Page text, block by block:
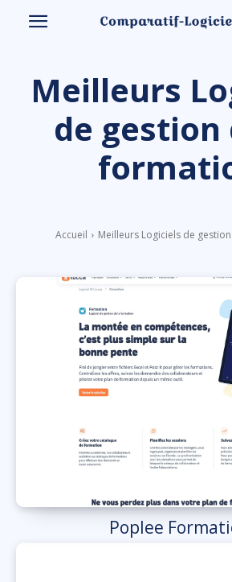
Meilleurs
de gestion
Accueil Meilleurs Logiciels de
Poplee